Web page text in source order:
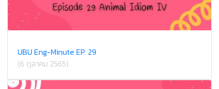
UBU Eng-Minute EP. 29
(6 ตุลาคม 2565)